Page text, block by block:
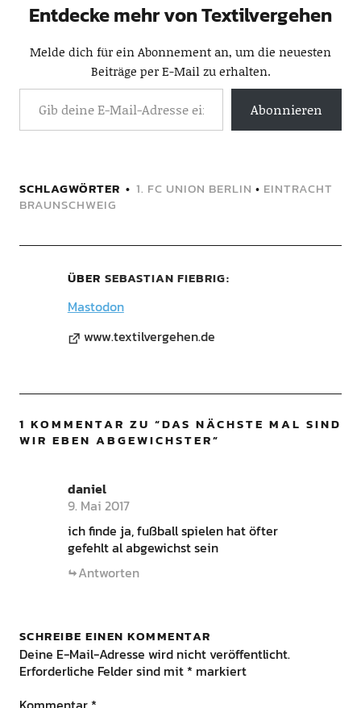
Entdecke mehr von Textilvergehen
Melde dich für ein Abonnement an, um die neuesten
Beiträge per E-Mail zu erhalten.
Abonnieren
SCHLAGWÖRTER 1. FC UNION BERLIN • EINTRACHT
BRAUNSCHWEIG
ÜBER SEBASTIAN FIEBRIG
Mastodon
www.textilvergehen.de
1 KOMMENTAR ZU “DAS NÄCHSTE MAL SIND
WIR EBEN ABGEWICHSTER”
daniel
9. Mai 2017
ich finde ja, fußball spielen hat öfter
gefehlt al abgewichst sein
Antworten
SCHREIBE EINEN KOMMENTAR
Deine E-Mail-Adresse wird nicht veröffentlicht.
Erforderliche Felder sind mit * markiert